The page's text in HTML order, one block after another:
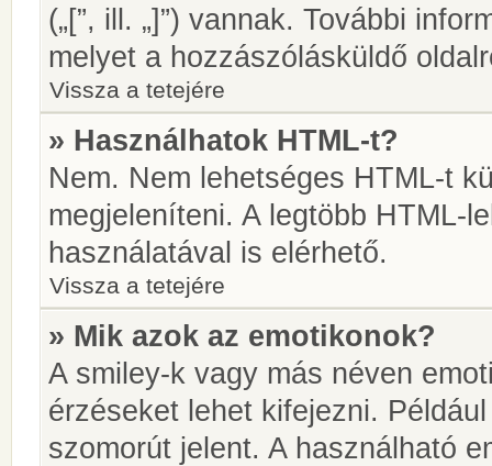
(„[”, ill. „]”) vannak. További
melyet a hozzászólásküldő
Vissza a tetejére
» Használhatok HTML-t?
Nem. Nem lehetséges HTML-t
megjeleníteni. A legtöbb HTML-
használatával is elérhető.
Vissza a tetejére
» Mik azok az emotikonok?
A smiley-k vagy más néven
érzéseket lehet kifejezni.
szomorút jelent. A használható